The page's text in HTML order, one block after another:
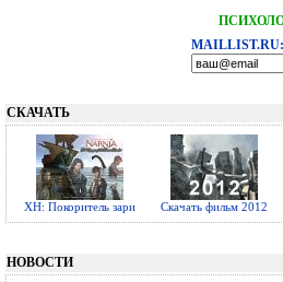
MAILLIST.RU:
СКАЧАТЬ
ХН: Покоритель зари Скачать фильм 2012
НОВОСТИ